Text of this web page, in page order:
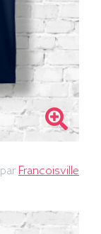
par Francoisville